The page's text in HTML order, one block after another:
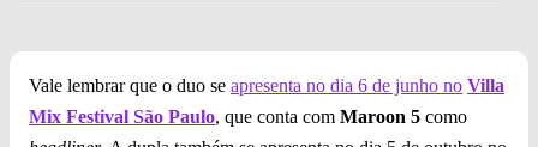
Vale lembrar que o duo se apresenta no dia 6 de junho no Villa
Mix Festival São Paulo, que conta com Maroon 5 como